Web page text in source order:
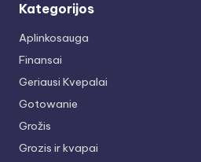
Kategorijos
Aplinkosauga
Finansai
Geriausi Kvepalai
Gotowanie
Grožis
Grozis ir kvapai